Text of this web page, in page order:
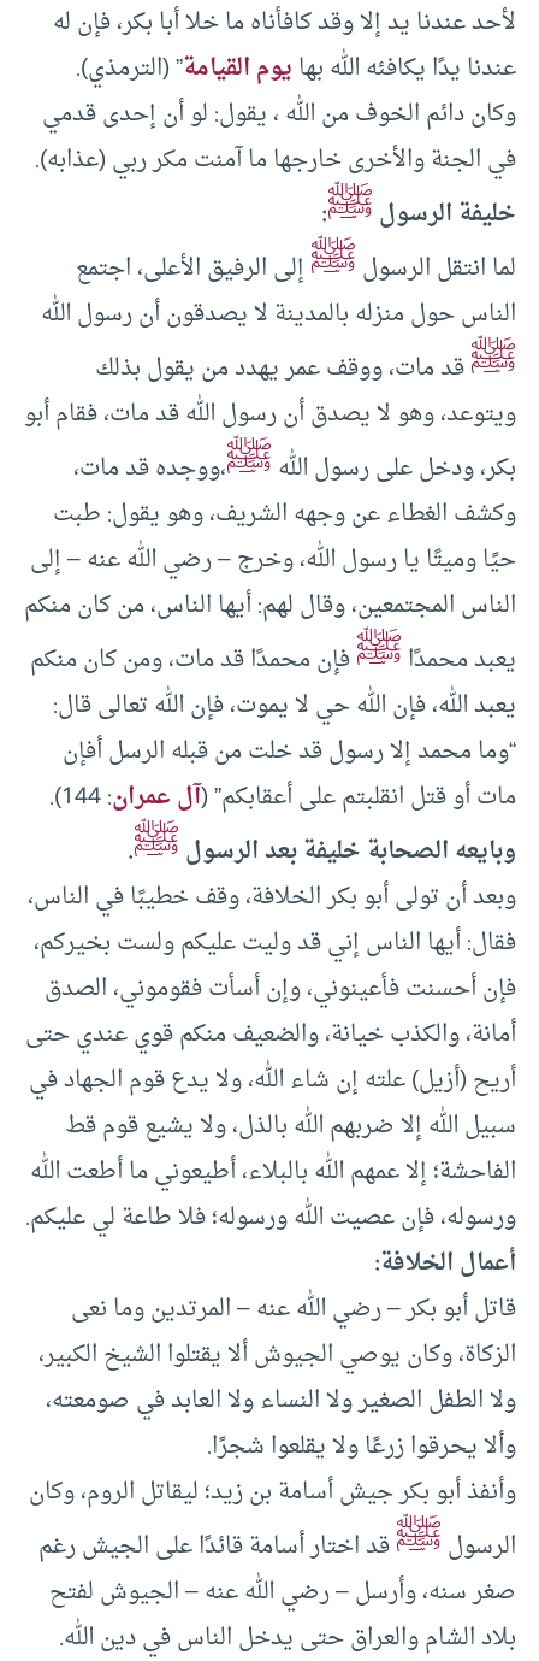
لأحد عندنا يد إلا وقد كافأناه ما خلا أبا بكر، فإن له
عندنا يدًا يكافئه الله بهايوم القيامة” (الترمذي).
وكان دائم الخوف من الله ، يقول: لو أن إحدى قدمي
في الجنة والأخرى خارجها ما آمنت مكر ربي (عذابه).
خليفة الرسولﷺ:
لما انتقل الرسولﷺإلى الرفيق الأعلى، اجتمع
الناس حول منزله بالمدينة لا يصدقون أن رسول الله
ﷺقد مات، ووقف عمر يهدد من يقول بذلك
ويتوعد، وهو لا يصدق أن رسول الله قد مات، فقام أبو
بكر، ودخل على رسول اللهﷺ،ووجده قد مات،
وكشف الغطاء عن وجهه الشريف، وهو يقول: طبت
حيًا وميتًا يا رسول الله، وخرج – رضي الله عنه – إلى
الناس المجتمعين، وقال لهم: أيها الناس، من كان منكم
يعبد محمدًاﷺفإن محمدًا قد مات، ومن كان منكم
يعبد الله، فإن الله حي لا يموت، فإن الله تعالى قال:
“وما محمد إلا رسول قد خلت من قبله الرسل أفإن
مات أو قتل انقلبتم على أعقابكم” (آل عمران: 144).
وبايعه الصحابة خليفة بعد الرسولﷺ.
وبعد أن تولى أبو بكر الخلافة، وقف خطيبًا في الناس،
فقال: أيها الناس إني قد وليت عليكم ولست بخيركم،
فإن أحسنت فأعينوني، وإن أسأت فقوموني، الصدق
أمانة، والكذب خيانة، والضعيف منكم قوي عندي حتى
أريح (أزيل) علته إن شاء الله، ولا يدع قوم الجهاد في
سبيل الله إلا ضربهم الله بالذل، ولا يشيع قوم قط
الفاحشة؛ إلا عمهم الله بالبلاء، أطيعوني ما أطعت الله
ورسوله، فإن عصيت الله ورسوله؛ فلا طاعة لي عليكم.
أعمال الخلافة:
قاتل أبو بكر – رضي الله عنه – المرتدين وما نعى
الزكاة، وكان يوصي الجيوش ألا يقتلوا الشيخ الكبير،
ولا الطفل الصغير ولا النساء ولا العابد في صومعته،
وألا يحرقوا زرعًا ولا يقلعوا شجرًا.
وأنفذ أبو بكر جيش أسامة بن زيد؛ ليقاتل الروم، وكان
الرسولﷺقد اختار أسامة قائدًا على الجيش رغم
صغر سنه، وأرسل – رضي الله عنه – الجيوش لفتح
بلاد الشام والعراق حتى يدخل الناس في دين الله.